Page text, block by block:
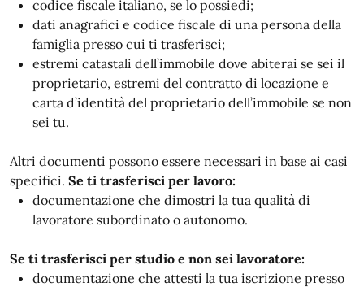
codice fiscale italiano, se lo possiedi;
dati anagrafici e codice fiscale di una persona della
famiglia presso cui ti trasferisci;
estremi catastali dell’immobile dove abiterai se sei il
proprietario, estremi del contratto di locazione e
carta d’identità del proprietario dell’immobile se non
sei tu.
Altri documenti possono essere necessari in base ai casi
specifici. Se ti trasferisci per lavoro:
documentazione che dimostri la tua qualità di
lavoratore subordinato o autonomo.
Se ti trasferisci per studio e non sei lavoratore:
documentazione che attesti la tua iscrizione presso